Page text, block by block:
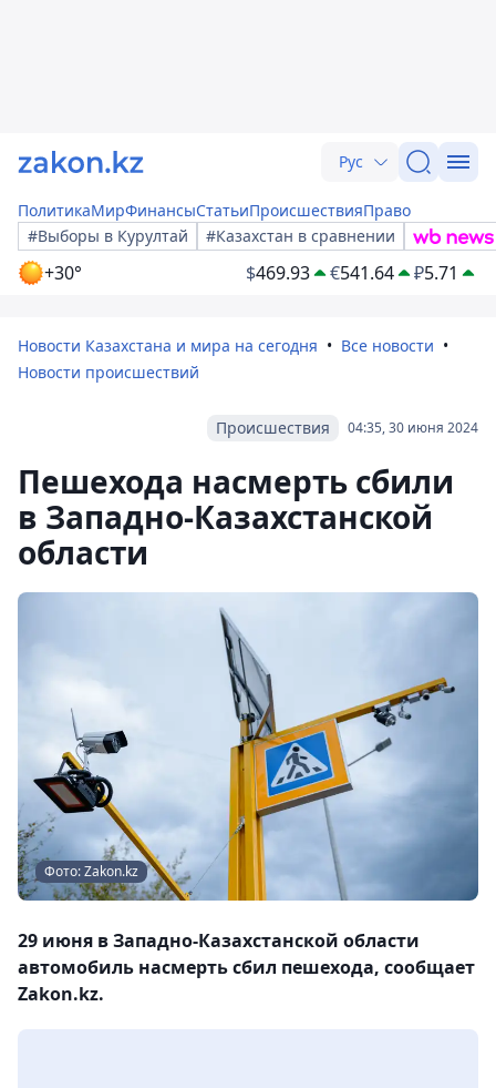
Рус
ПолитикаМирФинансыСтатьиПроисшествияПраво
#Выборы в Курултай
#Казахстан в сравнении
+30° $469.93 €541.64 ₽5.71
Новости Казахстана и мира на сегодня
Все новости
Новости происшествий
04:35, 30 июня 2024
Происшествия
Пешехода насмерть сбили
в Западно-Казахстанской
области
Фото: Zakon.kz
29 июня в Западно-Казахстанской области
автомобиль насмерть сбил пешехода, сообщает
Zakon.kz.